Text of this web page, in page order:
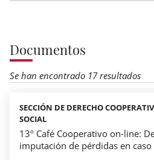
Documentos
Se han encontrado 17 resultados
SECCIÓN DE DERECHO
SOCIAL
13º Café Cooperativo on-line:
imputación de pérdidas en caso